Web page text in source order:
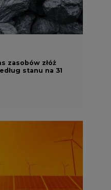
zasobów złóż
stanu na 31